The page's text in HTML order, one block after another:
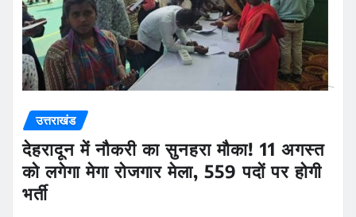
उत्तराखंड
देहरादून में नौकरी का सुनहरा मौका! 11 अगस्त
को लगेगा मेगा रोजगार मेला, 559 पदों पर होगी
भर्ती